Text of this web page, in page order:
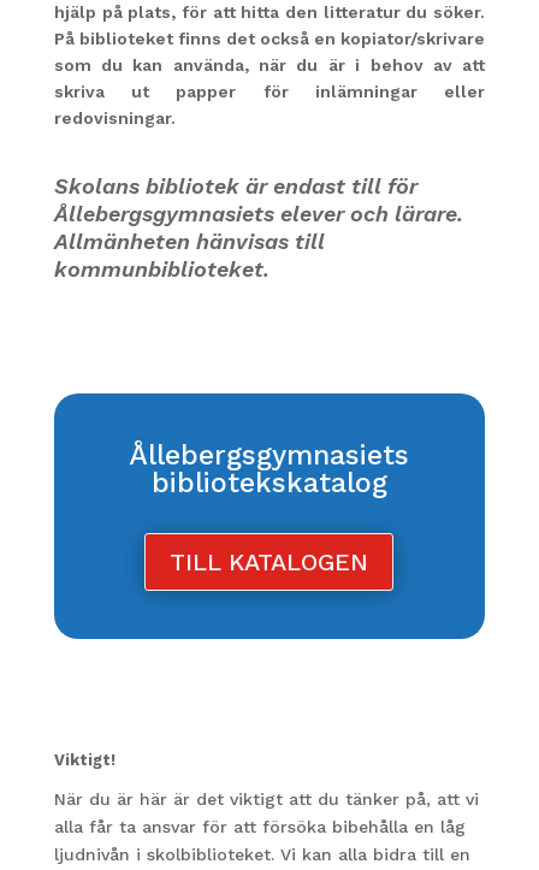
hjälp på plats, för att hitta den litteratur du söker.
På biblioteket finns det också en kopiator/skrivare
som du kan använda, när du är i behov av att
skriva ut papper för inlämningar eller
redovisningar.
Skolans bibliotek är endast till för
Ållebergsgymnasiets elever och lärare.
Allmänheten hänvisas till
kommunbiblioteket.
Ållebergsgymnasiets
bibliotekskatalog
TILL KATALOGEN
Viktigt!
När du är här är det viktigt att du tänker på, att vi
alla får ta ansvar för att försöka bibehålla en låg
ljudnivån i skolbiblioteket. Vi kan alla bidra till en